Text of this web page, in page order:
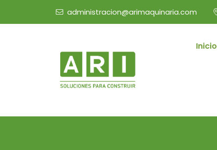
administracion@arimaquinaria.com
Inicio